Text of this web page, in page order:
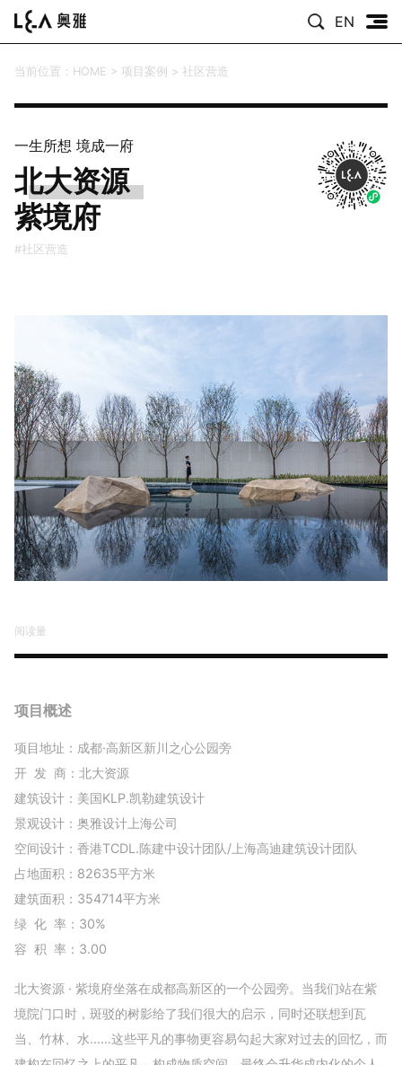
EN
当前位置： HOME > 项目案例 > 社区营造
一生所想 境成一府
北大资源
紫境府
#社区营造
阅读量
项目概述
项目地址：成都·高新区新川之心公园旁
开 发 商：北大资源
建筑设计：美国KLP.凯勒建筑设计
景观设计：奥雅设计上海公司
空间设计：香港TCDL.陈建中设计团队/上海高迪建筑设计团队
占地面积：82635平方米
建筑面积：354714平方米
绿 化 率：30%
容 积 率：3.00
北大资源 · 紫境府坐落在成都高新区的一个公园旁。当我们站在紫
境院门口时，斑驳的树影给了我们很大的启示，同时还联想到瓦
当、竹林、水……这些平凡的事物更容易勾起大家对过去的回忆，而